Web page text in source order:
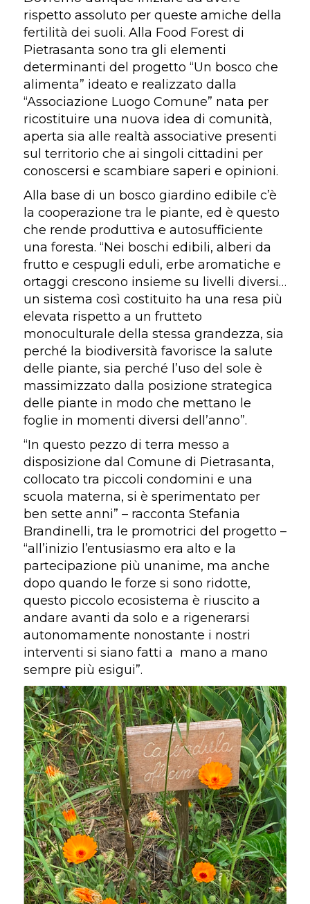
rispetto assoluto per queste amiche della
fertilità dei suoli. Alla Food Forest di
Pietrasanta sono tra gli elementi
determinanti del progetto “Un bosco che
alimenta” ideato e realizzato dalla
“Associazione Luogo Comune” nata per
ricostituire una nuova idea di comunità,
aperta sia alle realtà associative presenti
sul territorio che ai singoli cittadini per
conoscersi e scambiare saperi e opinioni.
Alla base di un bosco giardino edibile c’è
la cooperazione tra le piante, ed è questo
che rende produttiva e autosufficiente
una foresta. “Nei boschi edibili, alberi da
frutto e cespugli eduli, erbe aromatiche e
ortaggi crescono insieme su livelli diversi…
un sistema così costituito ha una resa più
elevata rispetto a un frutteto
monoculturale della stessa grandezza, sia
perché la biodiversità favorisce la salute
delle piante, sia perché l’uso del sole è
massimizzato dalla posizione strategica
delle piante in modo che mettano le
foglie in momenti diversi dell’anno”.
“In questo pezzo di terra messo a
disposizione dal Comune di Pietrasanta,
collocato tra piccoli condomini e una
scuola materna, si è sperimentato per
ben sette anni” – racconta Stefania
Brandinelli, tra le promotrici del progetto –
“all’inizio l’entusiasmo era alto e la
partecipazione più unanime, ma anche
dopo quando le forze si sono ridotte,
questo piccolo ecosistema è riuscito a
andare avanti da solo e a rigenerarsi
autonomamente nonostante i nostri
interventi si siano fatti a mano a mano
sempre più esigui”.